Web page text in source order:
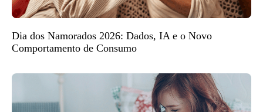
Dia dos Namorados 2026: Dados, IA e o Novo
Comportamento de Consumo